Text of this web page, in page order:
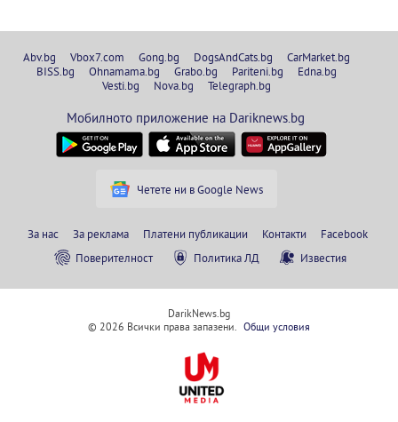
Abv.bg Vbox7.com Gong.bg DogsAndCats.bg
CarMarket.bg
BISS.bg
Ohnamama.bg Grabo.bg Pariteni.bg
Edna.bg
Vesti.bg
Nova.bg Telegraph.bg
Мобилното приложение на Dariknews.bg
Четете ни в Google News
За нас За реклама Платени публикации Контакти
Facebook
Поверителност
Политика ЛД Известия
DarikNews.bg
© 2026 Всички права запазени. Общи условия